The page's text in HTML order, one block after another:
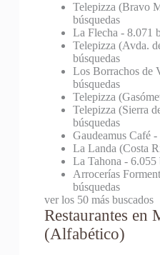
Telepizza (Bravo
búsquedas
La Flecha - 8.071
Telepizza (Avda.
búsquedas
Los Borrachos de
búsquedas
Telepizza
Telepizza (Sierra
búsquedas
Gaudeamus Café-
La Landa (Costa
La Tahona - 6.055
Arrocerías
búsquedas
ver los 50 más buscados
Restaurantes en
(Alfabético)